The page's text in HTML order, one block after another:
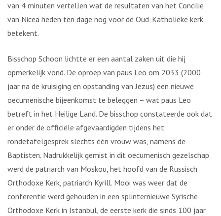
van 4 minuten vertellen wat de resultaten van het Concilie
van Nicea heden ten dage nog voor de Oud-Katholieke kerk
betekent.
Bisschop Schoon lichtte er een aantal zaken uit die hij
opmerkelijk vond. De oproep van paus Leo om 2033 (2000
jaar na de kruisiging en opstanding van Jezus) een nieuwe
oecumenische bijeenkomst te beleggen – wat paus Leo
betreft in het Heilige Land. De bisschop constateerde ook dat
er onder de officiële afgevaardigden tijdens het
rondetafelgesprek slechts één vrouw was, namens de
Baptisten. Nadrukkelijk gemist in dit oecumenisch gezelschap
werd de patriarch van Moskou, het hoofd van de Russisch
Orthodoxe Kerk, patriarch Kyrill. Mooi was weer dat de
conferentie werd gehouden in een splinternieuwe Syrische
Orthodoxe Kerk in Istanbul, de eerste kerk die sinds 100 jaar